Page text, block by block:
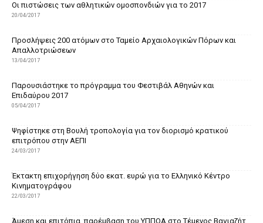
Oι πιστώσεις των αθλητικών ομοσπονδιών για το 2017
20/04/2017
Προσλήψεις 200 ατόμων στο Ταμείο Αρχαιολογικών Πόρων και
Απαλλοτριώσεων
13/04/2017
Παρουσιάστηκε το πρόγραμμα του Φεστιβάλ Αθηνών και
Επιδαύρου 2017
05/04/2017
Ψηφίστηκε στη Βουλή τροπολογία για τον διορισμό κρατικού
επιτρόπου στην ΑΕΠΙ
24/03/2017
Έκτακτη επιχορήγηση δύο εκατ. ευρώ για το Ελληνικό Κέντρο
Κινηματογράφου
22/03/2017
Άμεση και επιτόπια παρέμβαση του ΥΠΠΟΑ στο Τέμενος Βαγιαζήτ